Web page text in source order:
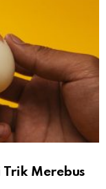
Trik Merebus